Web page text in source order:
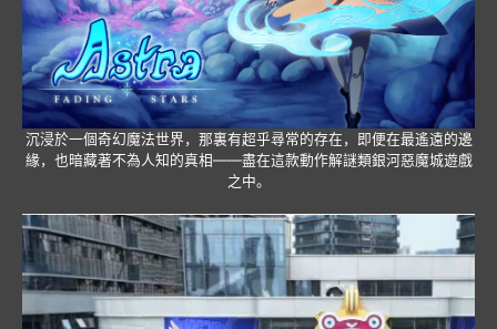
沉浸於一個奇幻魔法世界，那裏有超乎尋常的存在，即便在最遙遠的邊
緣，也暗藏著不為人知的真相——盡在這款動作解謎類銀河惡魔城遊戲
之中。